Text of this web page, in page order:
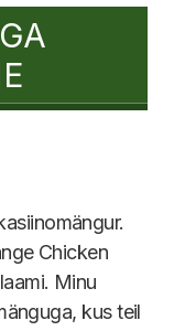
Chicken
Minu
kus teil